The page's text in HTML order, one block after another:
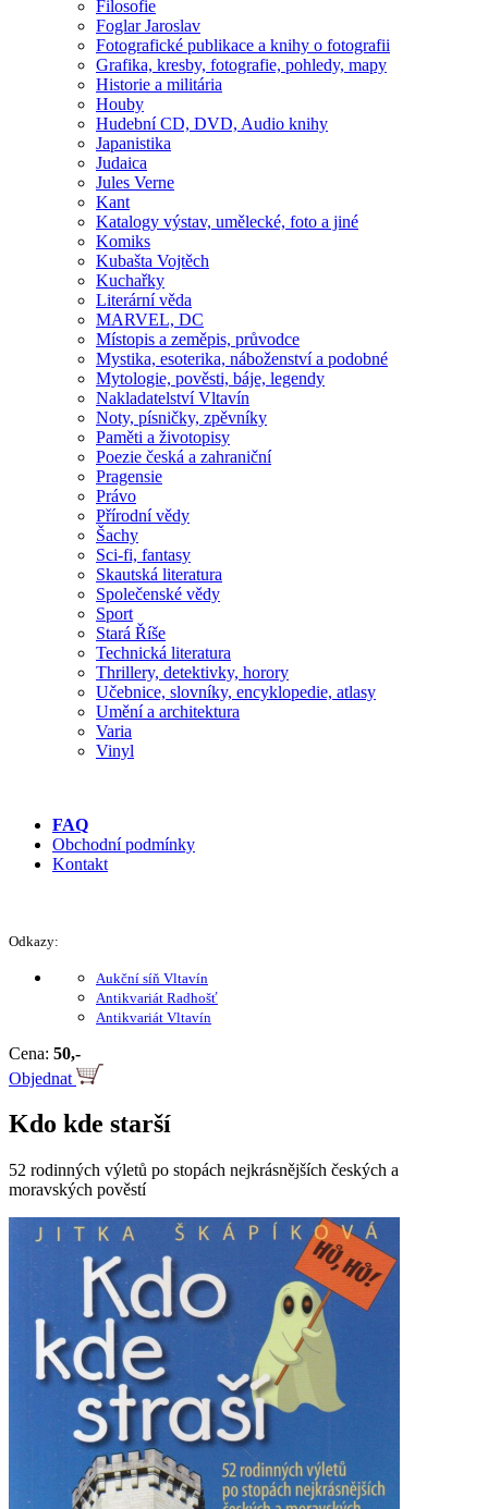
Filosofie
Foglar Jaroslav
Fotografické publikace a knihy o fotografii
Grafika, kresby, fotografie, pohledy, mapy
Historie a militária
Houby
Hudební CD, DVD, Audio knihy
Japanistika
Judaica
Jules Verne
Kant
Katalogy výstav, umělecké, foto a jiné
Komiks
Kubašta Vojtěch
Kuchařky
Literární věda
MARVEL, DC
Místopis a zeměpis, průvodce
Mystika, esoterika, náboženství a podobné
Mytologie, pověsti, báje, legendy
Nakladatelství Vltavín
Noty, písničky, zpěvníky
Paměti a životopisy
Poezie česká a zahraniční
Pragensie
Právo
Přírodní vědy
Šachy
Sci-fi, fantasy
Skautská literatura
Společenské vědy
Sport
Stará Říše
Technická literatura
Thrillery, detektivky, horory
Učebnice, slovníky, encyklopedie, atlasy
Umění a architektura
Varia
Vinyl
FAQ
Obchodní podmínky
Kontakt
Odkazy:
Aukční síň Vltavín
Antikvariát Radhošť
Antikvariát Vltavín
Cena: 50,-
Objednat
Kdo kde starší
52 rodinných výletů po stopách nejkrásnějších českých a
moravských pověstí